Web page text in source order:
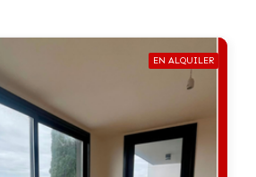
EN ALQUILER